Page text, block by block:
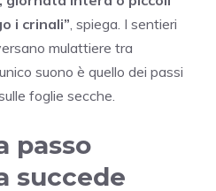
i crinali” , spiega. I sentieri
mulattiere tra
suono è quello dei passi
foglie secche.
passo
succede